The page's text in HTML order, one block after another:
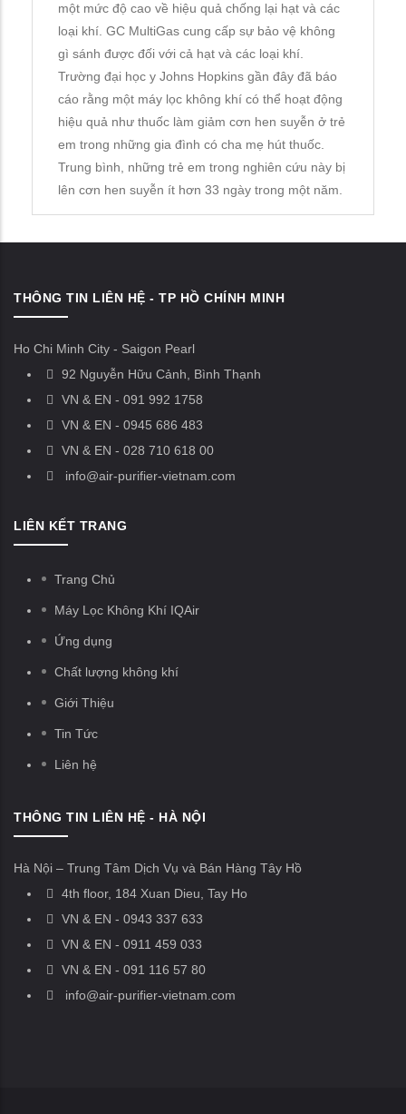
một mức độ cao về hiệu quả chống lại hạt và các
loại khí. GC MultiGas cung cấp sự bảo vệ không
gì sánh được đối với cả hạt và các loại khí.
Trường đại học y Johns Hopkins gần đây đã báo
cáo rằng một máy lọc không khí có thể hoạt động
hiệu quả như thuốc làm giảm cơn hen suyễn ở trẻ
em trong những gia đình có cha mẹ hút thuốc.
Trung bình, những trẻ em trong nghiên cứu này bị
lên cơn hen suyễn ít hơn 33 ngày trong một năm.
THÔNG TIN LIÊN HỆ - TP HỒ CHÍNH MINH
Ho Chi Minh City - Saigon Pearl
92 Nguyễn Hữu Cảnh, Bình Thạnh
VN & EN - 091 992 1758
VN & EN - 0945 686 483
VN & EN - 028 710 618 00
info@air-purifier-vietnam.com
LIÊN KẾT TRANG
Trang Chủ
Máy Lọc Không Khí IQAir
Ứng dụng
Chất lượng không khí
Giới Thiệu
Tin Tức
Liên hệ
THÔNG TIN LIÊN HỆ - HÀ NỘI
Hà Nội – Trung Tâm Dịch Vụ và Bán Hàng Tây Hồ
4th floor, 184 Xuan Dieu, Tay Ho
VN & EN - 0943 337 633
VN & EN - 0911 459 033
VN & EN - 091 116 57 80
info@air-purifier-vietnam.com